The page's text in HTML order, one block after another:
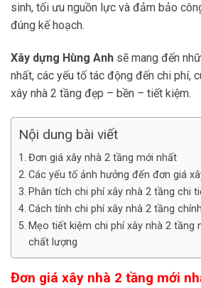
sinh, tối ưu nguồn lực và đảm bảo
đúng kế hoạch.
Xây dựng Hùng Anh sẽ mang đến
nhất, các yếu tố tác động đến chi phí,
xây nhà 2 tầng đẹp – bền – tiết kiệm.
Nội dung bài viết
Đơn giá xây nhà 2 tầng mới nhất
Các yếu tố ảnh hưởng đến đơn giá
Phân tích chi phí xây nhà 2 tầng chi
Cách tính chi phí xây nhà 2 tầng
Mẹo tiết kiệm chi phí xây nhà 2 tầng
chất lượng
Đơn giá xây nhà 2 tầng mới